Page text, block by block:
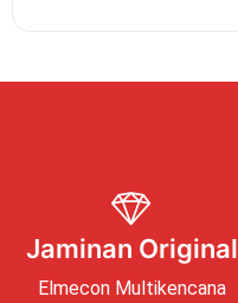
Jaminan Original
Elmecon Multikencana